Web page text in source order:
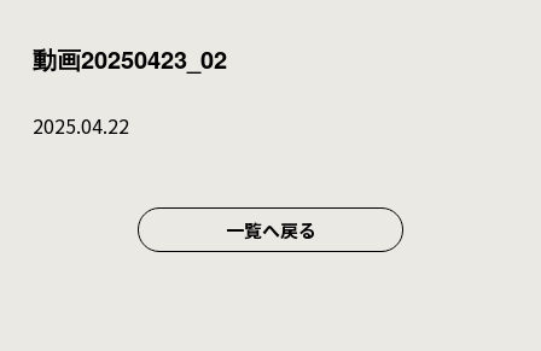
動画20250423_02
2025.04.22
一覧へ戻る